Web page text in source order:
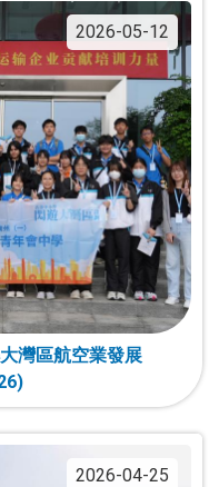
2026-05-12
灣區航空業發展
2026-04-25